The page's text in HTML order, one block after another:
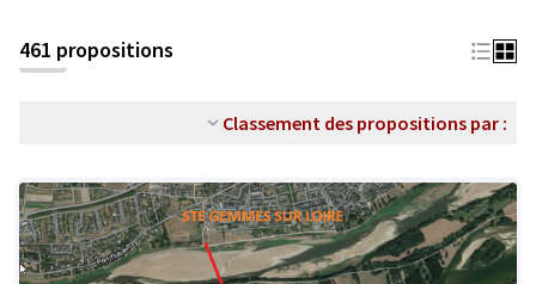
461 propositions
Classement des propositions par :